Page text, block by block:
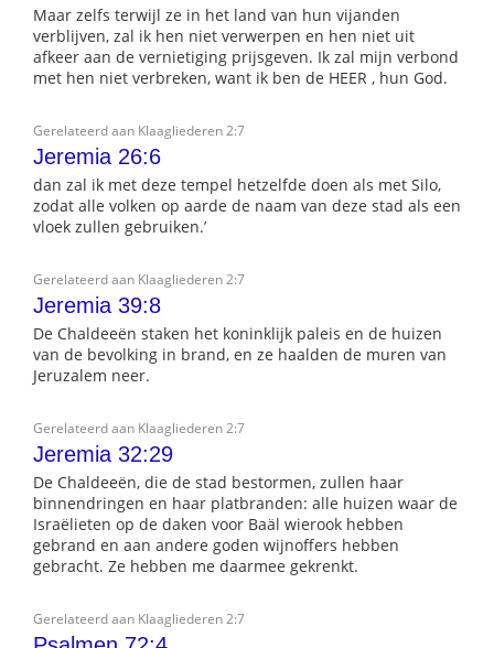
Maar zelfs terwijl ze in het land van hun vijanden
verblijven, zal ik hen niet verwerpen en hen niet uit
afkeer aan de vernietiging prijsgeven. Ik zal mijn verbond
met hen niet verbreken, want ik ben de HEER , hun God.
Gerelateerd aan Klaagliederen 2:7
Jeremia 26:6
dan zal ik met deze tempel hetzelfde doen als met Silo,
zodat alle volken op aarde de naam van deze stad als een
vloek zullen gebruiken.’
Gerelateerd aan Klaagliederen 2:7
Jeremia 39:8
De Chaldeeën staken het koninklijk paleis en de huizen
van de bevolking in brand, en ze haalden de muren van
Jeruzalem neer.
Gerelateerd aan Klaagliederen 2:7
Jeremia 32:29
De Chaldeeën, die de stad bestormen, zullen haar
binnendringen en haar platbranden: alle huizen waar de
Israëlieten op de daken voor Baäl wierook hebben
gebrand en aan andere goden wijnoffers hebben
gebracht. Ze hebben me daarmee gekrenkt.
Gerelateerd aan Klaagliederen 2:7